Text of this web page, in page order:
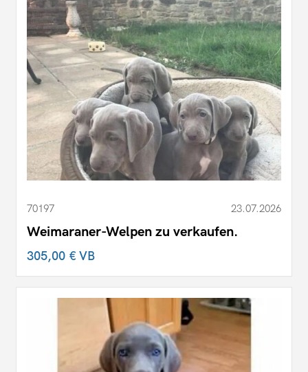
70197 23.07.2026
Weimaraner-Welpen zu verkaufen.
305,00 €VB